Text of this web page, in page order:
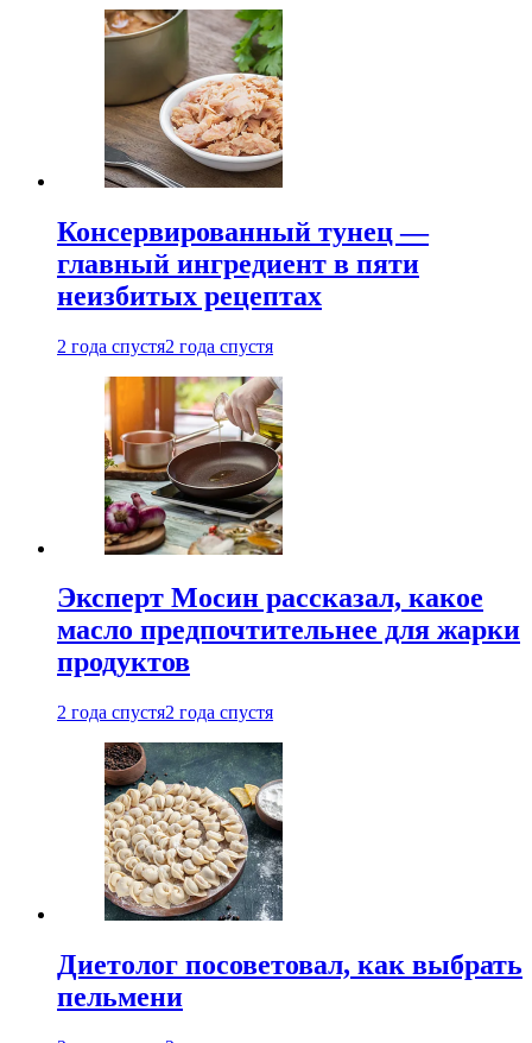
Консервированный тунец —
главный ингредиент в пяти
неизбитых рецептах
2 года спустя2 года спустя
Эксперт Мосин рассказал, какое
масло предпочтительнее для жарки
продуктов
2 года спустя2 года спустя
Диетолог посоветовал, как выбрать
пельмени